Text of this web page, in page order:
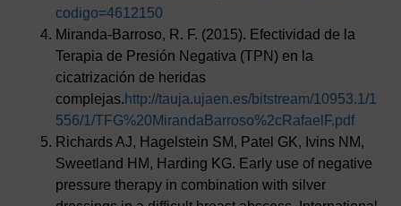
codigo=4612150
Miranda-Barroso, R. F. (2015). Efectividad de la
Terapia de Presión Negativa (TPN) en la
cicatrización de heridas
complejas. http://tauja.ujaen.es/bitstream/10953.1/1
556/1/TFG%20MirandaBarroso%2cRafaelF.pdf
Richards AJ, Hagelstein SM, Patel GK, Ivins NM,
Sweetland HM, Harding KG. Early use of negative
pressure therapy in combination with silver